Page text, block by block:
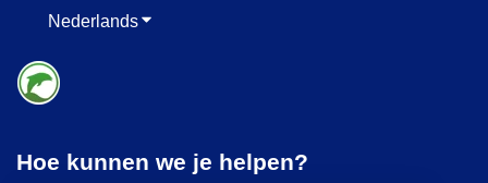
NederlandsSubmenu tonen voor vertalingen
Hoe kunnen we je helpen?